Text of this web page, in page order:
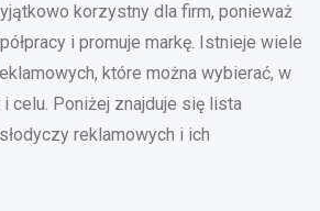
korzystny dla firm, ponieważ
i promuje markę. Istnieje wiele
które można wybierać, w
celu. Poniżej znajduje się lista
reklamowych i ich